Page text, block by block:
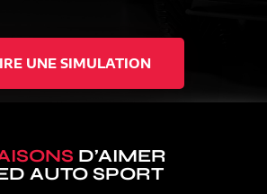
UNE SIMULATION
D’AIMER
AUTO SPORT